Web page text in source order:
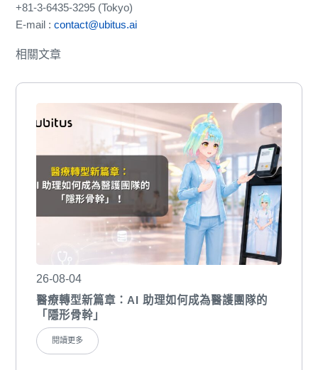
+81-3-6435-3295 (Tokyo)
E-mail :contact@ubitus.ai
相關文章
26-08-04
醫療轉型新篇章：AI 助理如何成為醫護團隊的
「隱形骨幹」
閱讀更多